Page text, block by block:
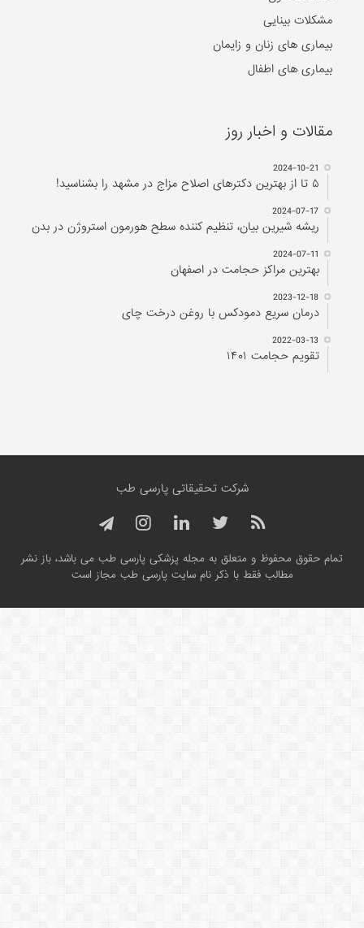
مشکلات بینایی
بیماری های زنان و زایمان
بیماری های اطفال
مقالات و اخبار روز
2024-10-21
۵ تا از بهترین دکتر‌های اصلاح مزاج در مشهد را بشناسید!
2024-07-17
ریشه شیرین بیان، تنظیم کننده سطح هورمون استروژن در بدن
2024-07-11
بهترین مراکز حجامت در اصفهان
2023-12-18
درمان سریع دمودکس با روغن درخت چای
2022-03-13
تقویم حجامت ۱۴۰۱
شرکت تحقیقاتی پارسی طب
تمام حقوق محفوظ و متعلق به مجله پزشکی پارسی طب می باشد، باز نشر
مطالب فقط با ذکر نام سایت پارسی طب مجاز است